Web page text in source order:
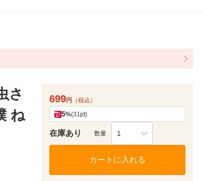
さ
ね
699円 （税込）
5%(31pt)
在庫あり 数量 1
カートに入れる